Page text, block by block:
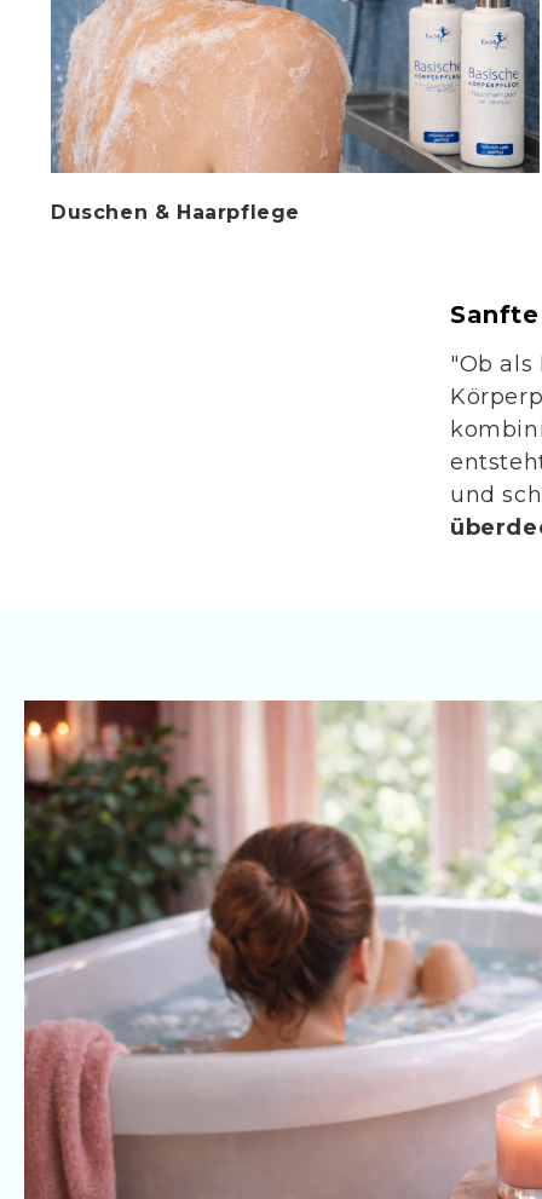
Duschen & Haarpflege
"Ob als
und